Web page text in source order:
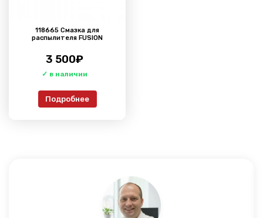
118665 Смазка для
распылителя FUSION
3 500₽
Подробнее